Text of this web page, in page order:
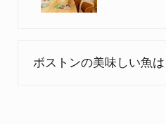
ボストンの美味しい魚